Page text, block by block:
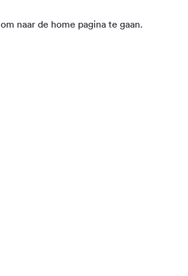
om naar de home pagina te gaan.